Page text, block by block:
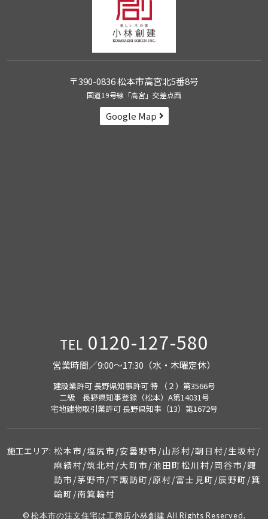
〒390-0836 松本市高宮北5番8号
国道19号線「高宮」交差点西
Google Map
TEL 0120-127-580
営業時間／9:00〜17:30（水・木曜定休）
建設業許可 長野県知事許可 特 （２）第3566号
二級 長野県知事登録（松本）A第14031号
宅地建物取引業許可 長野県知事（13）第1672号
施工エリア 松本市/塩尻市/安曇野市/山形村/朝日村/生坂村/
麻績村/筑北村/大町市/池田町松川村/岡谷市/諏
訪市/茅野市/下諏訪町/原村/富士見町/辰野町/箕
輪町/南箕輪村
© 松本市の注文住宅は工務店小林創建 All Rights Reserved.